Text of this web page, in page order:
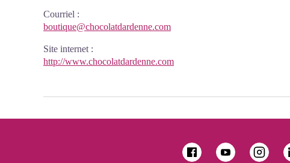
Courriel :
boutique@chocolatdardenne.com
Site internet :
http://www.chocolatdardenne.com